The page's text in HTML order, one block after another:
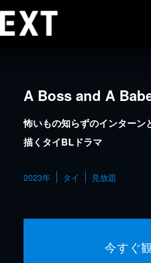
A Boss and A
怖いもの知らずのインターン
描くタイBLドラマ
2023年 タイ 見放題
今すぐ